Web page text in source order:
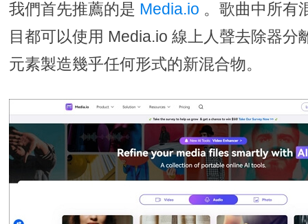
我們首先推薦的是 Media.io 。歌曲中所有
目都可以使用 Media.io 線上人聲去除器分
元素製造幾乎任何形式的新混合物。